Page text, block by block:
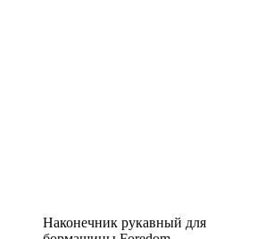
Наконечник рукавный для